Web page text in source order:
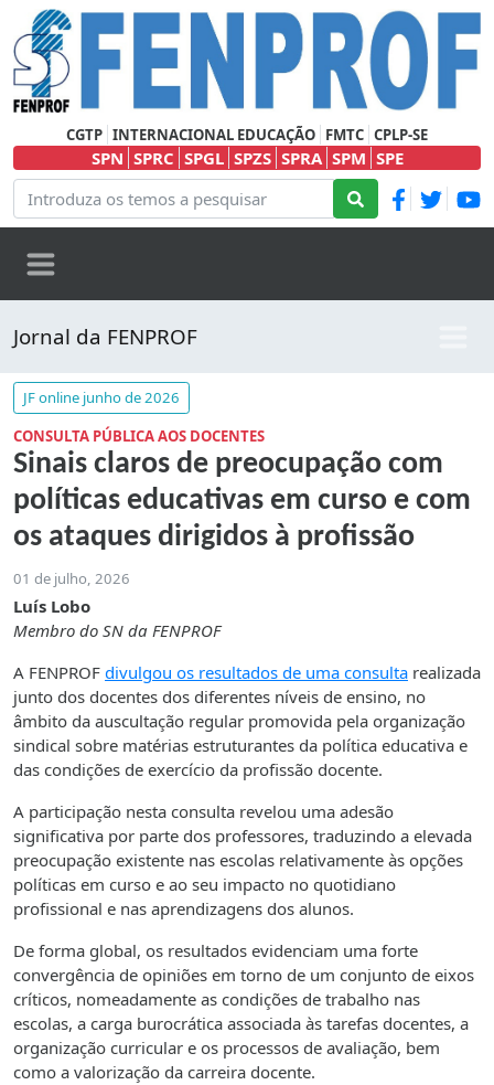
CGTP INTERNACIONAL EDUCAÇÃO FMTC CPLP-SE
SPN SPRC SPGL SPZS SPRA SPM SPE
Jornal da FENPROF
JF online junho de 2026
CONSULTA PÚBLICA AOS DOCENTES
Sinais claros de preocupação com
políticas educativas em curso e com
os ataques dirigidos à profissão
01 de julho, 2026
Luís Lobo
Membro do SN da FENPROF
A FENPROF divulgou os resultados de uma consulta realizada
junto dos docentes dos diferentes níveis de ensino, no
âmbito da auscultação regular promovida pela organização
sindical sobre matérias estruturantes da política educativa e
das condições de exercício da profissão docente.
A participação nesta consulta revelou uma adesão
significativa por parte dos professores, traduzindo a elevada
preocupação existente nas escolas relativamente às opções
políticas em curso e ao seu impacto no quotidiano
profissional e nas aprendizagens dos alunos.
De forma global, os resultados evidenciam uma forte
convergência de opiniões em torno de um conjunto de eixos
críticos, nomeadamente as condições de trabalho nas
escolas, a carga burocrática associada às tarefas docentes, a
organização curricular e os processos de avaliação, bem
como a valorização da carreira docente.